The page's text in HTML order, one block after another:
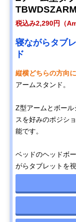
税込み2,290円（
寝ながらタブ
ド
縦横どちらの方向
アームスタンド。
Z型アームとボー
スを好みのポジシ
能です。
ベッドのヘッドボ
がらタブレットを